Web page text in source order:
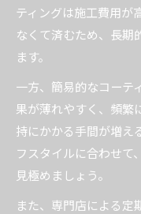
ティングは施工費用が
なくて済むため、長期
ます。
一方、簡易的なコーテ
果が薄れやすく、頻繁
持にかかる手間が増え
フスタイルに合わせて
見極めましょう。
また、専門店による